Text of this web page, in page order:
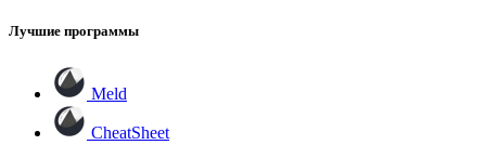
Лучшие программы
Meld
CheatSheet